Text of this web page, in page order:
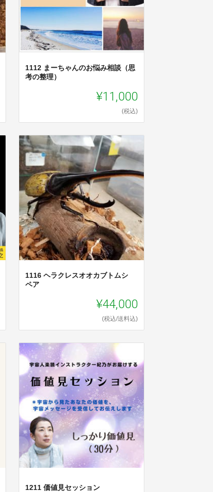
1112 まーちゃんのお悩み相談（思
考の整理）
¥11,000
(税込)
1116 ヘラクレスオオカブトムシ
ペア
¥44,000
(税込/送料込)
1211 価値見セッション